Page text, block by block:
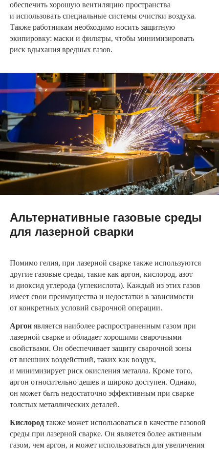
обеспечить хорошую вентиляцию пространства
и использовать специальные системы очистки воздуха.
Также работникам необходимо носить защитную
экипировку: маски и фильтры, чтобы минимизировать
риск вдыхания вредных газов.
Альтернативные газовые среды
для лазерной сварки
Помимо гелия, при лазерной сварке также используются
другие газовые среды, такие как аргон, кислород, азот
и диоксид углерода (углекислота). Каждый из этих газов
имеет свои преимущества и недостатки в зависимости
от конкретных условий сварочной операции.
Аргон является наиболее распространенным газом при
лазерной сварке и обладает хорошими сварочными
свойствами. Он обеспечивает защиту сварочной зоны
от внешних воздействий, таких как воздух,
и минимизирует риск окисления металла. Кроме того,
аргон относительно дешев и широко доступен. Однако,
он может быть недостаточно эффективным при сварке
толстых металлических деталей.
Кислород также может использоваться в качестве газовой
среды при лазерной сварке. Он является более активным
газом, чем аргон, и может использоваться для увеличения